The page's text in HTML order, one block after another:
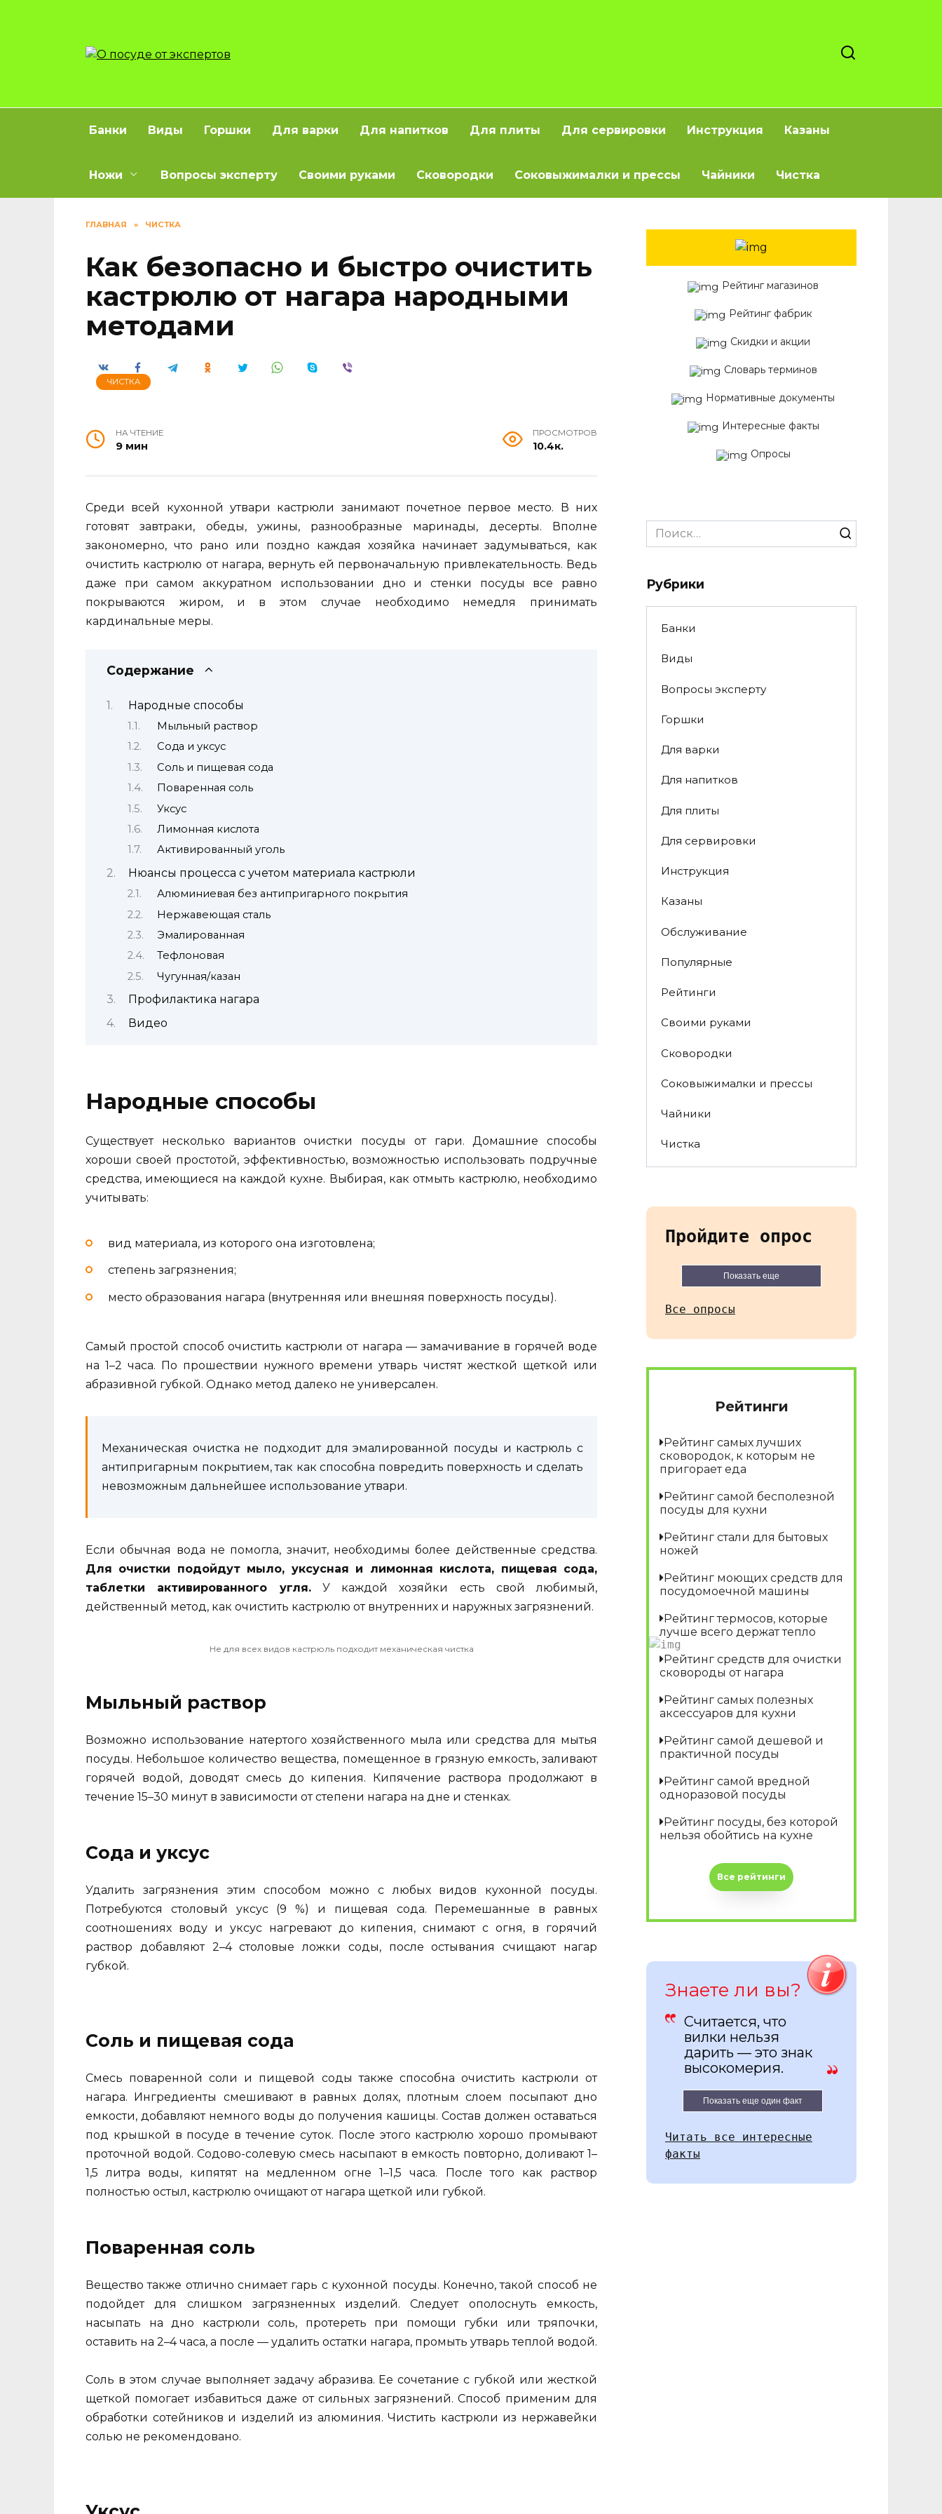
Банки Виды Горшки Для варки Для напитков Для плиты Для сервировки Инструкция Казаны
Ножи Вопросы эксперту Своими руками Сковородки Соковыжималки и прессы Чайники Чистка
ГЛАВНАЯ » ЧИСТКА
Как безопасно и быстро очистить
кастрюлю от нагара народными
методами
ЧИСТКА
НА ЧТЕНИЕ
9 мин
ПРОСМОТРОВ
10.4к.
Среди всей кухонной утвари кастрюли занимают почетное первое место. В них
готовят завтраки, обеды, ужины, разнообразные маринады, десерты. Вполне
закономерно, что рано или поздно каждая хозяйка начинает задумываться, как
очистить кастрюлю от нагара, вернуть ей первоначальную привлекательность. Ведь
даже при самом аккуратном использовании дно и стенки посуды все равно
покрываются жиром, и в этом случае необходимо немедля принимать
кардинальные меры.
Содержание
Народные способы
Мыльный раствор
Сода и уксус
Соль и пищевая сода
Поваренная соль
Уксус
Лимонная кислота
Активированный уголь
Нюансы процесса с учетом материала кастрюли
Алюминиевая без антипригарного покрытия
Нержавеющая сталь
Эмалированная
Тефлоновая
Чугунная/казан
Профилактика нагара
Видео
Народные способы
Существует несколько вариантов очистки посуды от гари. Домашние способы
хороши своей простотой, эффективностью, возможностью использовать подручные
средства, имеющиеся на каждой кухне. Выбирая, как отмыть кастрюлю, необходимо
учитывать:
вид материала, из которого она изготовлена;
степень загрязнения;
место образования нагара (внутренняя или внешняя поверхность посуды).
Самый простой способ очистить кастрюли от нагара — замачивание в горячей воде
на 1–2 часа. По прошествии нужного времени утварь чистят жесткой щеткой или
абразивной губкой. Однако метод далеко не универсален.
Механическая очистка не подходит для эмалированной посуды и кастрюль с
антипригарным покрытием, так как способна повредить поверхность и сделать
невозможным дальнейшее использование утвари.
Если обычная вода не помогла, значит, необходимы более действенные средства.
Для очистки подойдут мыло, уксусная и лимонная кислота, пищевая сода,
таблетки активированного угля.У каждой хозяйки есть свой любимый,
действенный метод, как очистить кастрюлю от внутренних и наружных загрязнений.
Не для всех видов кастрюль подходит механическая чистка
Мыльный раствор
Возможно использование натертого хозяйственного мыла или средства для мытья
посуды. Небольшое количество вещества, помещенное в грязную емкость, заливают
горячей водой, доводят смесь до кипения. Кипячение раствора продолжают в
течение 15–30 минут в зависимости от степени нагара на дне и стенках.
Сода и уксус
Удалить загрязнения этим способом можно с любых видов кухонной посуды.
Потребуются столовый уксус (9 %) и пищевая сода. Перемешанные в равных
соотношениях воду и уксус нагревают до кипения, снимают с огня, в горячий
раствор добавляют 2–4 столовые ложки соды, после остывания счищают нагар
губкой.
Соль и пищевая сода
Смесь поваренной соли и пищевой соды также способна очистить кастрюли от
нагара. Ингредиенты смешивают в равных долях, плотным слоем посыпают дно
емкости, добавляют немного воды до получения кашицы. Состав должен оставаться
под крышкой в посуде в течение суток. После этого кастрюлю хорошо промывают
проточной водой. Содово-солевую смесь насыпают в емкость повторно, доливают 1–
1,5 литра воды, кипятят на медленном огне 1–1,5 часа. После того как раствор
полностью остыл, кастрюлю очищают от нагара щеткой или губкой.
Поваренная соль
Вещество также отлично снимает гарь с кухонной посуды. Конечно, такой способ не
подойдет для слишком загрязненных изделий. Следует ополоснуть емкость,
насыпать на дно кастрюли соль, протереть при помощи губки или тряпочки,
оставить на 2–4 часа, а после — удалить остатки нагара, промыть утварь теплой водой.
Соль в этом случае выполняет задачу абразива. Ее сочетание с губкой или жесткой
щеткой помогает избавиться даже от сильных загрязнений. Способ применим для
обработки сотейников и изделий из алюминия. Чистить кастрюли из нержавейки
солью не рекомендовано.
Рейтинг магазинов
Рейтинг фабрик
Скидки и акции
Словарь терминов
Нормативные документы
Интересные факты
Опросы
Search
for:
Рубрики
Банки
Виды
Вопросы эксперту
Горшки
Для варки
Для напитков
Для плиты
Для сервировки
Инструкция
Казаны
Обслуживание
Популярные
Рейтинги
Своими руками
Сковородки
Соковыжималки и прессы
Чайники
Чистка
Пройдите опрос
Показать еще
Все опросы
Рейтинги
Рейтинг самых лучших
сковородок, к которым не
пригорает еда
Рейтинг самой бесполезной
посуды для кухни
Рейтинг стали для бытовых
ножей
Рейтинг моющих средств для
посудомоечной машины
Рейтинг термосов, которые
лучше всего держат тепло
Рейтинг средств для очистки
сковороды от нагара
Рейтинг самых полезных
аксессуаров для кухни
Рейтинг самой дешевой и
практичной посуды
Рейтинг самой вредной
одноразовой посуды
Рейтинг посуды, без которой
нельзя обойтись на кухне
Все рейтинги
Знаете ли вы?
Считается, что
вилки нельзя
дарить — это знак
высокомерия.
Показать еще один факт
Читать все интересные
факты